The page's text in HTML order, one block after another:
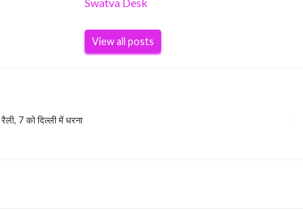
View all posts
रैली, 7 को दिल्ली में धरना